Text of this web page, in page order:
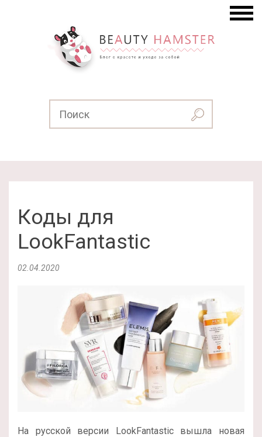
Коды для
LookFantastic
02.04.2020
На русской версии LookFantastic вышла новая